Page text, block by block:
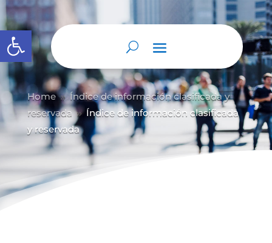
Abrir barra de herramientas
Home 9 Índice de información clasificada y
reservada 9 Índice de información clasificada
y reservada